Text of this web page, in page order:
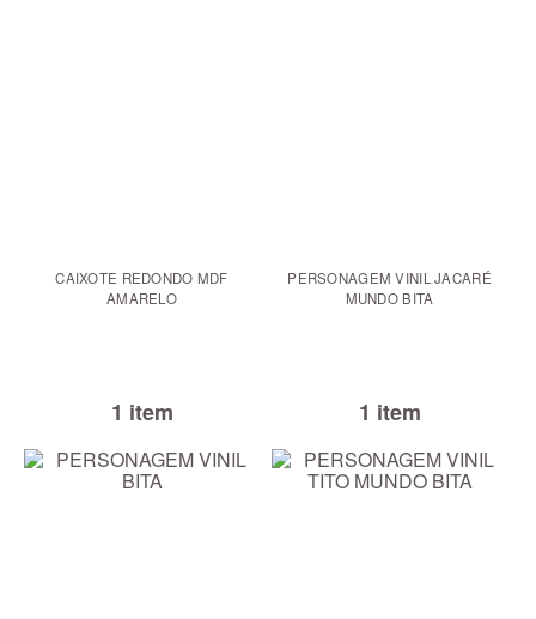
CAIXOTE REDONDO MDF
AMARELO
1 item
PERSONAGEM VINIL JACARÉ
MUNDO BITA
1 item